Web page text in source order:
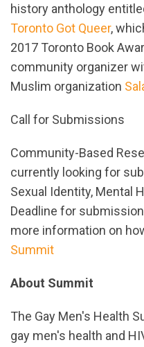
history anthology
Toronto Got Queer,
2017 Toronto Book
community organizer
Muslim organization
Call for Submissions
Community-Based
currently looking for
Sexual Identity, Mental
Deadline for
more information on
Summit
About Summit
The Gay Men's Health
gay men's health and